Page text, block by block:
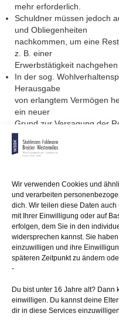
Wir verwenden Cookies und
und verarbeiten
dich. Wir teilen diese Daten
mit Ihrer Einwilligung oder auf
erfolgen, dem Sie in den
widersprechen kannst. Sie
einzuwilligen und ihre
späteren Zeitpunkt zu ändern
-
Du bist unter 16 Jahre alt? Dann
einwilligen. Du kannst deine
dir in diese Services einzuwilligen.
mehr erforderlich.
Schuldner müssen jedoch
und Obliegenheiten
nachkommen, um eine
z. B. einer
Erwerbstätigkeit
In der sog.
Herausgabe
von erlangtem Vermögen
ein neuer
Grund zur Versagung der
in der Wohlverhaltensphase
unangemessene
30.6.2025 befristet werden,
Antrags-, Zahlungs-
und Wirtschaftsverhalten von
Verkürzung
des Verfahrens soll insgesamt
Falle einer erneuten
Restschuldbefreiung
Jahre
erhöht und das
auf fünf Jahre verlängert.